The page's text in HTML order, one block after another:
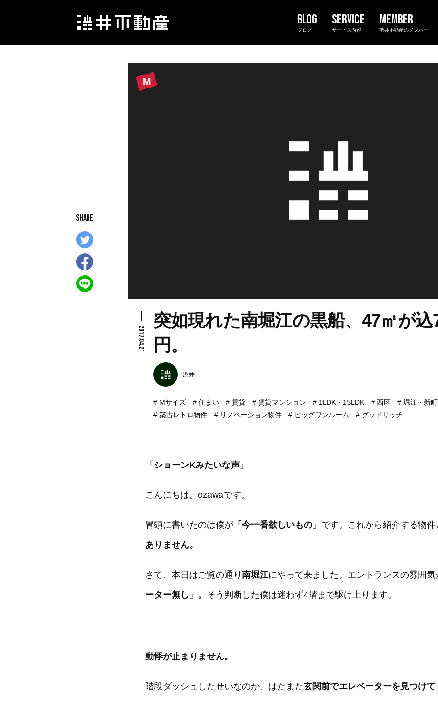
ブログ サービス内容 渋井不動産のメンバー
2017.04.21
突如現れた南堀江の黒船、47㎡が込
円。
渋井
Mサイズ 住まい 賃貸 賃貸マンション 1LDK・1SLDK 西区
堀江・新町
築古レトロ物件
リノベーション物件 ビッグワンルーム グッドリッチ
「ショーンKみたいな声」
こんにちは。ozawaです。
冒頭に書いたのは僕が 「今一番欲しいもの」 です。これから紹介する物件
ありません。
さて、本日はご覧の通り 南堀江にやって来ました。エントランスの雰囲気
ーター無し」。 そう判断した僕は迷わず4階まで駆け上ります。
動悸が止まりません。
階段ダッシュしたせいなのか、はたまた玄関前でエレベーターを見つけて